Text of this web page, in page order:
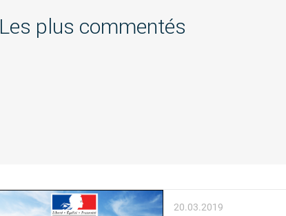
Les plus commentés
20.03.2019